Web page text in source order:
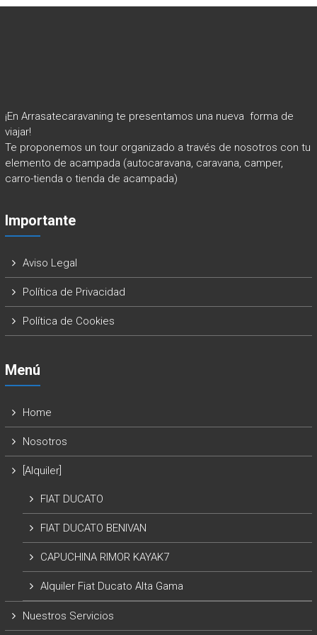
¡En Arrasatecaravaning te presentamos una nueva forma de
viajar!
Te proponemos un tour organizado a través de nosotros con tu
elemento de acampada (autocaravana, caravana, camper,
carro-tienda o tienda de acampada)
Importante
Aviso Legal
Política de Privacidad
Política de Cookies
Menú
Home
Nosotros
[Alquiler]
FIAT DUCATO
FIAT DUCATO BENIVAN
CAPUCHINA RIMOR KAYAK7
Alquiler Fiat Ducato Alta Gama
Nuestros Servicios